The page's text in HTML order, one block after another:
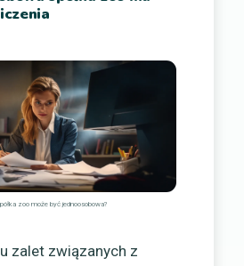
zoo może być jednoosobowa?
zalet związanych z